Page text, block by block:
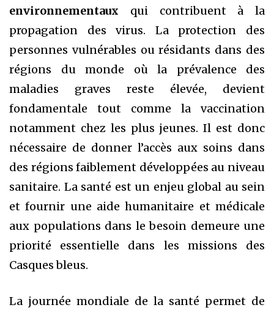
environnementaux qui contribuent à la
propagation des virus. La protection des
personnes vulnérables ou résidants dans des
régions du monde où la prévalence des
maladies graves reste élevée, devient
fondamentale tout comme la vaccination
notamment chez les plus jeunes. Il est donc
nécessaire de donner l’accès aux soins dans
des régions faiblement développées au niveau
sanitaire. La santé est un enjeu global au sein
et fournir une aide humanitaire et médicale
aux populations dans le besoin demeure une
priorité essentielle dans les missions des
Casques bleus.
La journée mondiale de la santé permet de